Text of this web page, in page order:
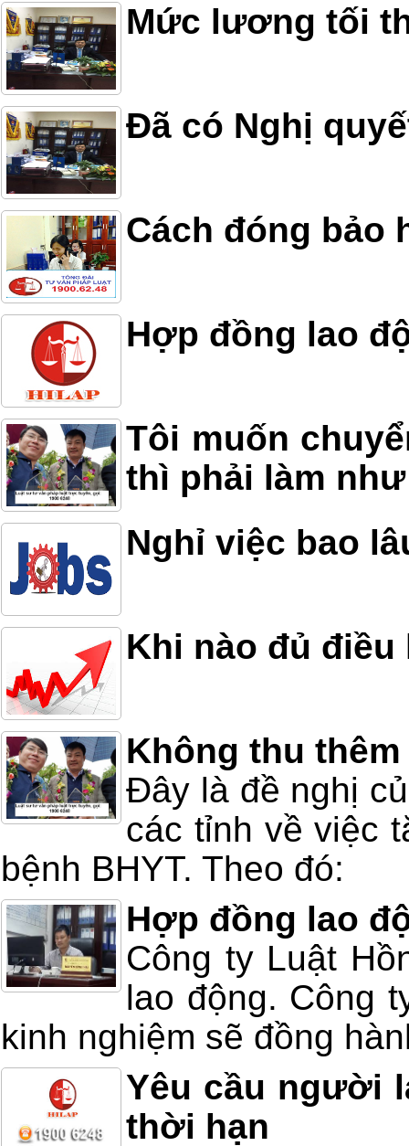
Mức lương tối
Đã có Nghị
Cách đóng
Hợp đồng lao
Tôi muốn
thì phải làm
Nghỉ việc bao
Khi nào đủ
Không thu
Đây là đề nghị
các tỉnh về việc
bệnh BHYT. Theo đó:
Hợp đồng lao
Công ty Luật
lao động. Công
kinh nghiệm sẽ đồng
Yêu cầu người
thời hạn